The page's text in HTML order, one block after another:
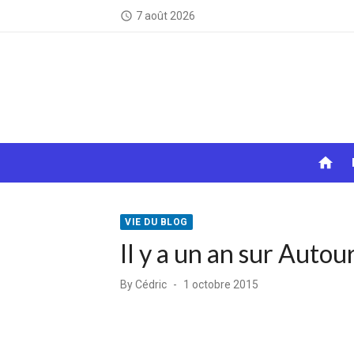
access_time 7 août 2026
home
VIE DU BLOG
Il y a un an sur
ByCédric
Posted
1 octobre 2015